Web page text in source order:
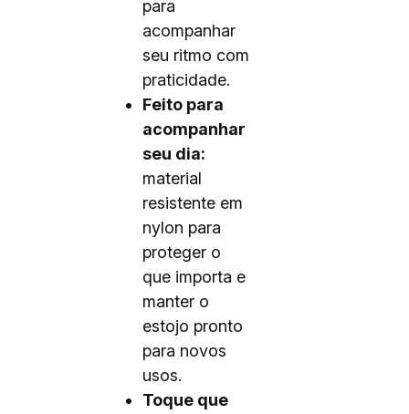
para
acompanhar
seu ritmo com
praticidade.
Feito para
acompanhar
seu dia:
material
resistente em
nylon para
proteger o
que importa e
manter o
estojo pronto
para novos
usos.
Toque que